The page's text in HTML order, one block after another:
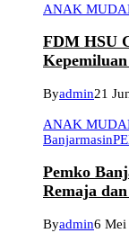
ANAK MUDA
FDM HSU
Byadmin21
ANAK MUDA
Banjarmasin
Pemko
Remaja
Byadmin6 Mei